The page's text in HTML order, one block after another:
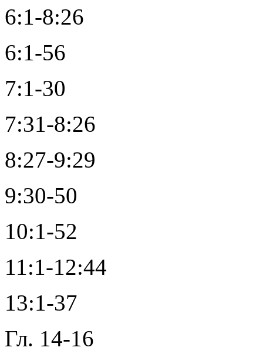
6:1-8:26
6:1-56
7:1-30
7:31-8:26
8:27-9:29
9:30-50
10:1-52
11:1-12:44
13:1-37
Гл. 14-16